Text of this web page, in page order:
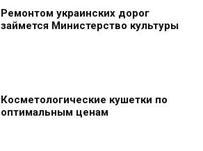
Ремонтом украинских дорог
займется Министерство культуры
Косметологические кушетки по
оптимальным ценам